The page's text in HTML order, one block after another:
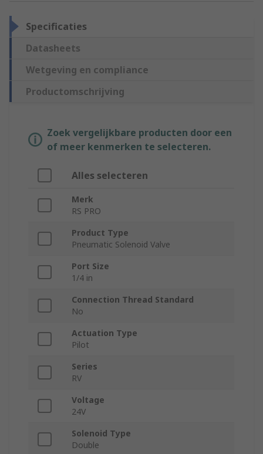
Specificaties
Datasheets
Wetgeving en compliance
Productomschrijving
Zoek vergelijkbare producten door een
of meer kenmerken te selecteren.
Alles selecteren
Merk
RS PRO
Product Type
Pneumatic Solenoid Valve
Port Size
1/4 in
Connection Thread Standard
No
Actuation Type
Pilot
Series
RV
Voltage
24V
Solenoid Type
Double